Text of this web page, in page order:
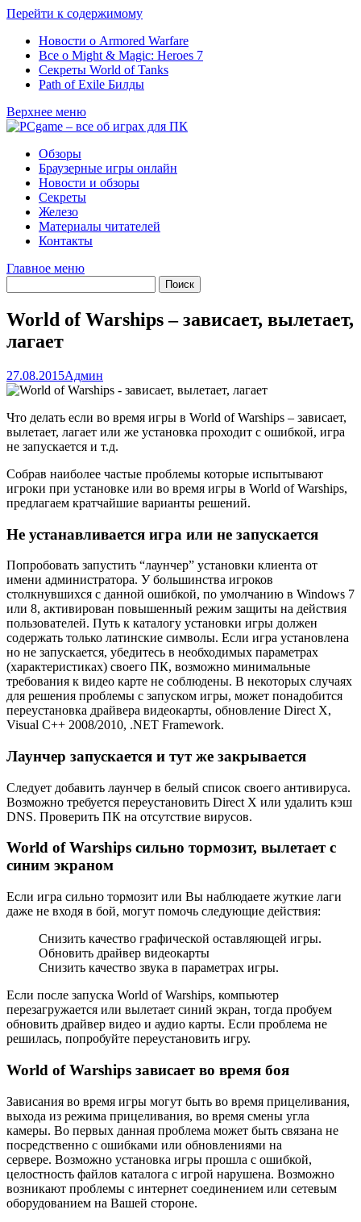
Перейти к содержимому
Новости о Armored Warfare
Все о Might & Magic: Heroes 7
Секреты World of Tanks
Path of Exile Билды
Верхнее меню
Обзоры
Браузерные игры онлайн
Новости и обзоры
Секреты
Железо
Материалы читателей
Контакты
Главное меню
World of Warships – зависает, вылетает,
лагает
27.08.2015Админ
Что делать если во время игры в World of Warships – зависает,
вылетает, лагает или же установка проходит с ошибкой, игра
не запускается и т.д.
Собрав наиболее частые проблемы которые испытывают
игроки при установке или во время игры в World of Warships,
предлагаем кратчайшие варианты решений.
Не устанавливается игра или не запускается
Попробовать запустить “лаунчер” установки клиента от
имени администратора. У большинства игроков
столкнувшихся с данной ошибкой, по умолчанию в Windows 7
или 8, активирован повышенный режим защиты на действия
пользователей. Путь к каталогу установки игры должен
содержать только латинские символы. Если игра установлена
но не запускается, убедитесь в необходимых параметрах
(характеристиках) своего ПК, возможно минимальные
требования к видео карте не соблюдены. В некоторых случаях
для решения проблемы с запуском игры, может понадобится
переустановка драйвера видеокарты, обновление Direct X,
Visual C++ 2008/2010, .NET Framework.
Лаунчер запускается и тут же закрывается
Следует добавить лаунчер в белый список своего антивируса.
Возможно требуется переустановить Direct X или удалить кэш
DNS. Проверить ПК на отсутствие вирусов.
World of Warships сильно тормозит, вылетает с
синим экраном
Если игра сильно тормозит или Вы наблюдаете жуткие лаги
даже не входя в бой, могут помочь следующие действия:
Снизить качество графической оставляющей игры.
Обновить драйвер видеокарты
Снизить качество звука в параметрах игры.
Если после запуска World of Warships, компьютер
перезагружается или вылетает синий экран, тогда пробуем
обновить драйвер видео и аудио карты. Если проблема не
решилась, попробуйте переустановить игру.
World of Warships зависает во время боя
Зависания во время игры могут быть во время прицеливания,
выхода из режима прицеливания, во время смены угла
камеры. Во первых данная проблема может быть связана не
посредственно с ошибками или обновлениями на
сервере. Возможно установка игры прошла с ошибкой,
целостность файлов каталога с игрой нарушена. Возможно
возникают проблемы с интернет соединением или сетевым
оборудованием на Вашей стороне.